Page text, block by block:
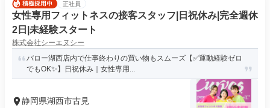
正社員
女性専用フィットネスの接客スタッフ|日祝休み|完全週休
2日|未経験スタート
株式会社シーエヌシー
バロー湖西店内で仕事終わりの買い物もスムーズ【✅運動経験ゼロ
でもOK✨】日祝休み｜女性専用...
静岡県湖西市古見